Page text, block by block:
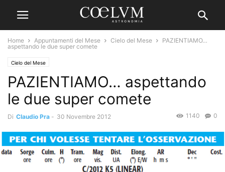
Home Appuntamenti del Mese Cielo del Mese
PAZIENTIAMO…
aspettando le due super comete
Cielo del Mese
PAZIENTIAMO… aspettando
le due super comete
Di Claudio Pra - 30 Novembre 2012 0
1140